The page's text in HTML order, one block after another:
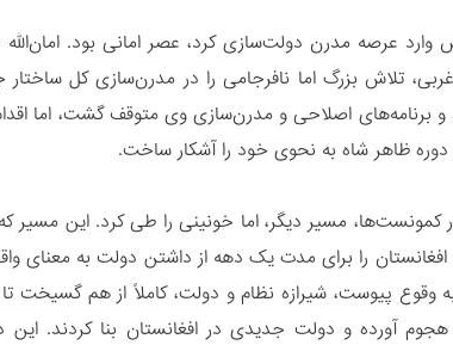
وارد عرصه مدرن دولت‌‌سازی کرد، عصر امانی بود.
غربی، تلاش بزرگ اما نافرجامی را در مدرن‌سازی کل
و برنامه‌های اصلاحی و مدرن‌‌سازی وی متوقف گشت، اما
دوره ظاهر شاه به نحوی خود را آشکار ساخت.
کمونست‌ها، مسیر دیگر، اما خونینی را طی کرد. این
شروع دهه ۱۹۹۰م. انجامید، افغانستان را برای مدت یک دهه از داشتن
هجوم آورده و دولت جدیدی در افغانستان بنا کردند.